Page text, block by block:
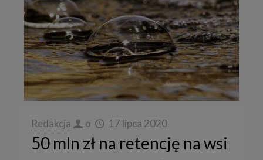
Redakcja o 17 lipca 2020
50 mln zł na retencję na wsi